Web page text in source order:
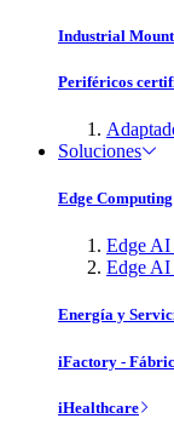
Industrial
Periféricos
Soluciones
Edge
Edge AI
Edge AI
Energía y
iFactory -
iHealthcare